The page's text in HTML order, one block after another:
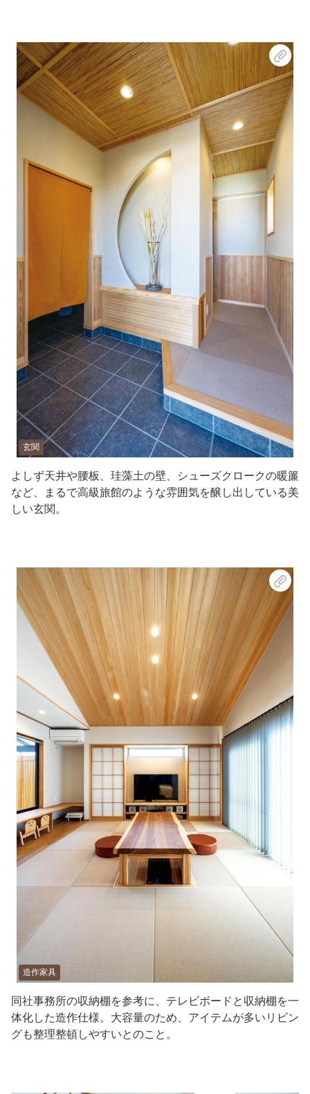
玄関
よしず天井や腰板、珪藻土の壁、シューズクロークの暖簾
など、まるで高級旅館のような雰囲気を醸し出している美
しい玄関。
造作家具
同社事務所の収納棚を参考に、テレビボードと収納棚を一
体化した造作仕様。大容量のため、アイテムが多いリビン
グも整理整頓しやすいとのこと。